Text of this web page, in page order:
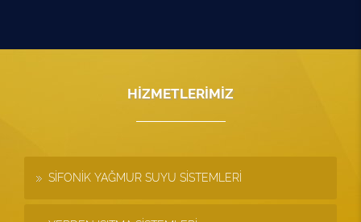
HİZMETLERİMİZ
SİFONİK YAĞMUR SUYU SİSTEMLERİ